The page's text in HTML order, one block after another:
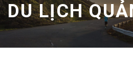
DU LỊCH